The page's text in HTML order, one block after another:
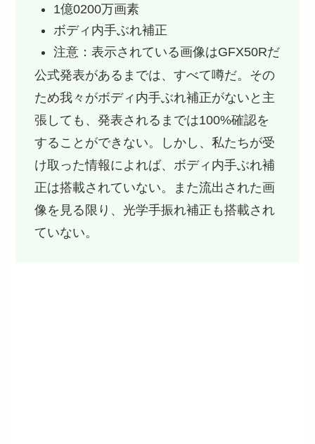
1億0200万画素
ボディ内手ぶれ補正
注意：表示されている画像はGFX50Rだ
公式発表があるまでは、すべて噂だ。その
ため我々がボディ内手ぶれ補正がないと主
張しても、発表されるまでは100%確認を
することができない。しかし、私たちが受
け取った情報によれば、ボディ内手ぶれ補
正は搭載されていない。また流出された画
像を見る限り、光学手振れ補正も搭載され
ていない。